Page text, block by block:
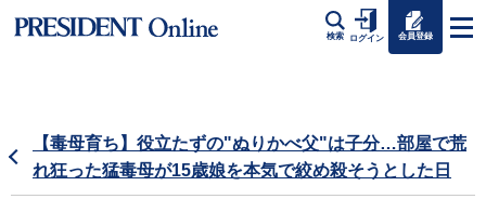
検索 ログイン 会員登録
【毒母育ち】役立たずの"ぬりかべ父"は子分…部屋で荒
れ狂った猛毒母が15歳娘を本気で絞め殺そうとした日